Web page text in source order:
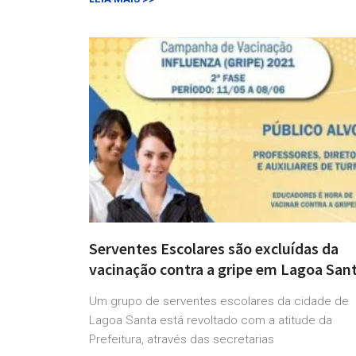
Serventes Escolares são excluídas da
vacinação contra a gripe em Lagoa
Um grupo de serventes escolares da cidade de
Lagoa Santa está revoltado com a atitude da
Prefeitura, através das secretarias